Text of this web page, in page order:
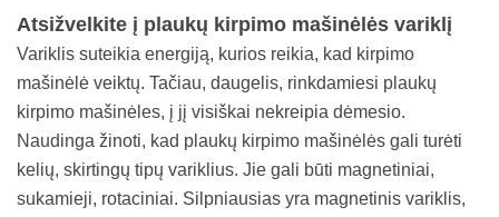
Atsižvelkite į plaukų kirpimo mašinėlės variklį
Variklis suteikia energiją, kurios reikia, kad kirpimo
mašinėlė veiktų. Tačiau, daugelis, rinkdamiesi plaukų
kirpimo mašinėles, į jį visiškai nekreipia dėmesio.
Naudinga žinoti, kad plaukų kirpimo mašinėlės gali turėti
kelių, skirtingų tipų variklius. Jie gali būti magnetiniai,
sukamieji, rotaciniai. Silpniausias yra magnetinis variklis,